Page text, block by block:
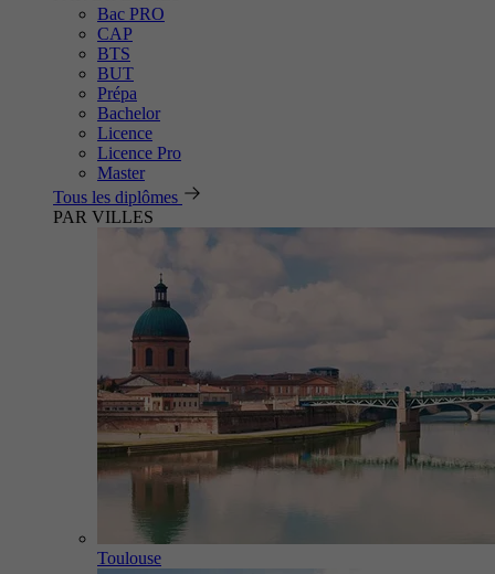
Bac PRO
CAP
BTS
BUT
Prépa
Bachelor
Licence
Licence Pro
Master
Tous les diplômes
PAR VILLES
Toulouse